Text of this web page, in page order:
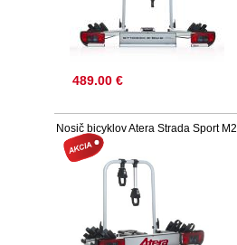
489.00 €
Nosič bicyklov Atera Strada Sport M2